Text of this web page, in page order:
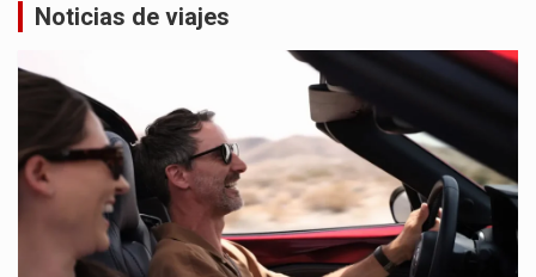
Noticias de viajes